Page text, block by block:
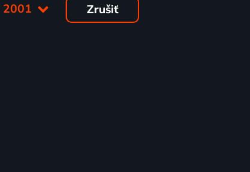
2001 Zrušiť